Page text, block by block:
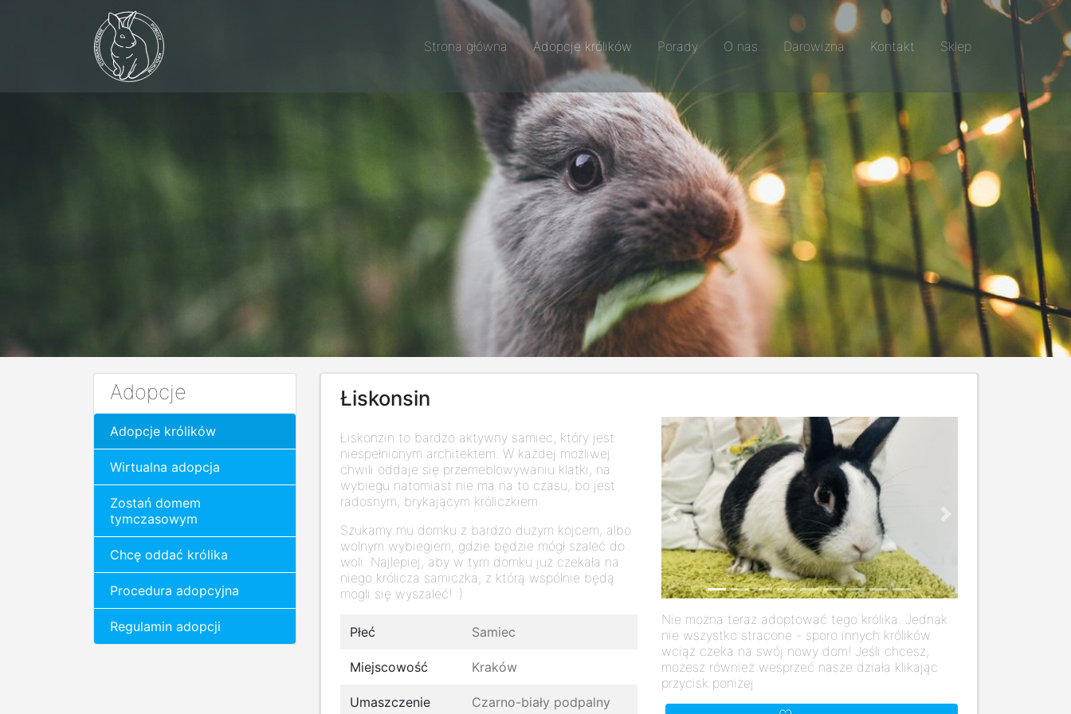
Strona główna Adopcje królików Porady O nas Darowizna Kontakt Sklep
Adopcje
Adopcje królików
Wirtualna adopcja
Zostań domem
tymczasowym
Chcę oddać królika
Procedura adopcyjna
Regulamin adopcji
Łiskonsin
Łiskonzin to bardzo aktywny samiec, który jest
niespełnionym architektem. W każdej możliwej
chwili oddaje się przemeblowywaniu klatki, na
wybiegu natomiast nie ma na to czasu, bo jest
radosnym, brykającym króliczkiem.
Szukamy mu domku z bardzo dużym kojcem, albo
wolnym wybiegiem, gdzie będzie mógł szaleć do
woli. Najlepiej, aby w tym domku już czekała na
niego królicza samiczka, z którą wspólnie będą
mogli się wyszaleć! :)
Płeć Samiec
Miejscowość Kraków
Umaszczenie Czarno-biały podpalny
Previous
Nie można teraz adoptować tego królika. Jednak
nie wszystko stracone - sporo innych królików
wciąż czeka na swój nowy dom! Jeśli chcesz,
możesz również wesprzeć nasze działa klikając
przycisk poniżej